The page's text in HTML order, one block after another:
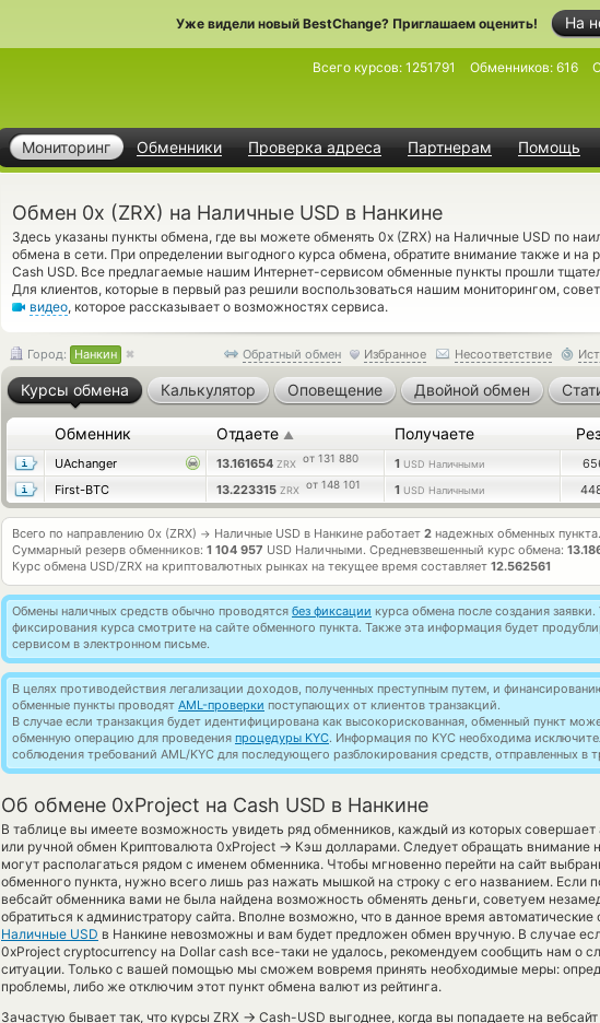
На
Уже видели новый BestChange? Приглашаем оценить!
Мониторинг Обменники Проверка адреса Партнерам Помощь
Всего курсов: 1251791 Обменников: 616
Обмен 0x (ZRX) на Наличные USD в Нанкине
Здесь указаны пункты обмена, где вы можете обменять 0x (ZRX) на Наличные USD по
обмена в сети. При определении выгодного курса обмена, обратите внимание также и на
Cash USD. Все предлагаемые нашим Интернет-сервисом обменные пункты прошли
Для клиентов, которые в первый раз решили воспользоваться нашим мониторингом,
видео, которое рассказывает о возможностях сервиса.
Обратный обмен Избранное Несоответствие
Город: Нанкин
Курсы обмена Калькулятор Оповещение Двойной обмен
Обменник Отдаете ▲ Получаете
UAchanger 13.161654 ZRX от 131 880 1 USD Наличными
First-BTC
13.223315 ZRX от 148 101 1 USD Наличными
Всего по направлению 0x (ZRX) → Наличные USD в Нанкине работает 2 надежных обменных пункта.
Суммарный резерв обменников: 1 104 957 USD Наличными. Средневзвешенный курс обмена:
Курс обмена USD/ZRX на криптовалютных рынках на текущее время составляет 12.562561
Обмены наличных средств обычно проводятся без фиксации курса обмена после создания заявки.
фиксирования курса смотрите на сайте обменного пункта. Также эта информация будет
сервисом в электронном письме.
В целях противодействия легализации доходов, полученных преступным путем, и
обменные пункты проводят AML-проверки поступающих от клиентов транзакций.
В случае если транзакция будет идентифицирована как высокорискованная, обменный пункт
обменную операцию для проведения процедуры KYC. Информация по KYC необходима
соблюдения требований AML/KYC для последующего разблокирования средств, отправленных в
Об обмене 0xProject на Cash USD в Нанкине
В таблице вы имеете возможность увидеть ряд обменников, каждый из которых совершает
или ручной обмен Криптовалюта 0xProject → Кэш долларами. Следует обращать внимание
могут располагаться рядом с именем обменника. Чтобы мгновенно перейти на сайт
обменного пункта, нужно всего лишь раз нажать мышкой на строку с его названием. Если
вебсайт обменника вами не была найдена возможность обменять деньги, советуем
обратиться к администратору сайта. Вполне возможно, что в данное время
Наличные USD в Нанкине невозможны и вам будет предложен обмен вручную. В случае
0xProject cryptocurrency на Dollar cash все-таки не удалось, рекомендуем сообщить нам о
ситуации. Только с вашей помощью мы сможем вовремя принять необходимые меры:
проблемы, либо же отключим этот пункт обмена валют из рейтинга.
Зачастую бывает так, что курсы ZRX → Cash-USD выгоднее, когда вы попадаете на